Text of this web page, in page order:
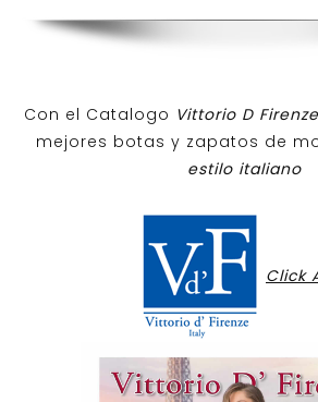
Con el Catalogo Vittorio D Firenze
mejores botas y zapatos de
estilo italiano
Click